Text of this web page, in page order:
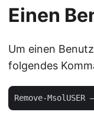
Einen
Um einen
folgendes